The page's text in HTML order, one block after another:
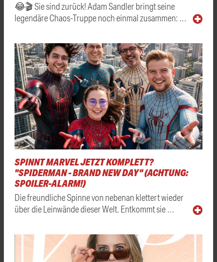
😂🎬 Sie sind zurück! Adam Sandler bringt seine
legendäre Chaos-Truppe noch einmal zusammen: …
SPINNT MARVEL JETZT KOMPLETT?
"SPIDERMAN - BRAND NEW DAY" (ACHTUNG:
SPOILER-ALARM!)
Die freundliche Spinne von nebenan klettert wieder
über die Leinwände dieser Welt. Entkommt sie …